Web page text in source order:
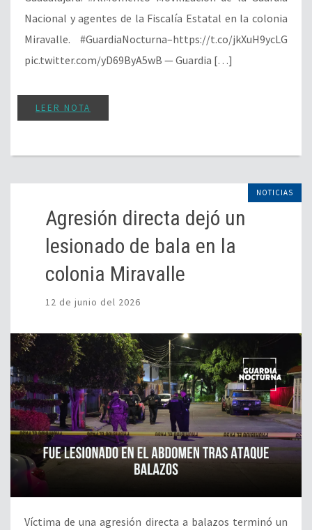
Nacional y agentes de la Fiscalía Estatal en la colonia
Miravalle. #GuardiaNocturna–https://t.co/jkXuH9ycLG
pic.twitter.com/yD69ByA5wB — Guardia […]
LEER NOTA
NOTICIAS
Agresión directa dejó un
lesionado de bala en la
colonia Miravalle
12 de junio del 2026
Víctima de una agresión directa a balazos terminó un